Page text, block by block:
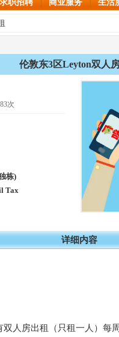
求职招聘 商业服务 生活
伦敦东3区Leyton双人
次
栋)
Tax
详细内容
双人房出租（只租一人）每